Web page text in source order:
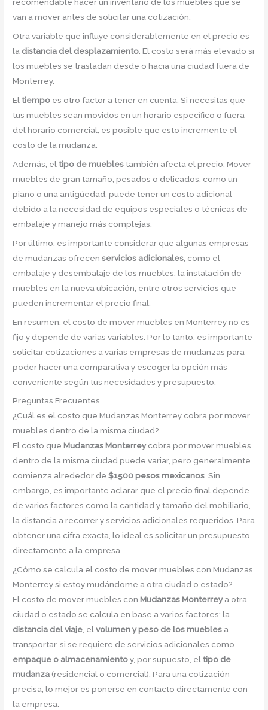
recomendable hacer un inventario de los muebles que se
van a mover antes de solicitar una cotización.
Otra variable que influye considerablemente en el precio es
la distancia del desplazamiento. El costo será más elevado si
los muebles se trasladan desde o hacia una ciudad fuera de
Monterrey.
El tiempo es otro factor a tener en cuenta. Si necesitas que
tus muebles sean movidos en un horario específico o fuera
del horario comercial, es posible que esto incremente el
costo de la mudanza.
Además, el tipo de muebles también afecta el precio. Mover
muebles de gran tamaño, pesados o delicados, como un
piano o una antigüedad, puede tener un costo adicional
debido a la necesidad de equipos especiales o técnicas de
embalaje y manejo más complejas.
Por último, es importante considerar que algunas empresas
de mudanzas ofrecenservicios adicionales , como el
embalaje y desembalaje de los muebles, la instalación de
muebles en la nueva ubicación, entre otros servicios que
pueden incrementar el precio final.
En resumen, el costo de mover muebles en Monterrey no es
fijo y depende de varias variables. Por lo tanto, es importante
solicitar cotizaciones a varias empresas de mudanzas para
poder hacer una comparativa y escoger la opción más
conveniente según tus necesidades y presupuesto.
Preguntas Frecuentes
¿Cuál es el costo que Mudanzas Monterrey cobra por mover
muebles dentro de la misma ciudad?
El costo queMudanzas Monterreycobra por mover muebles
dentro de la misma ciudad puede variar, pero generalmente
comienza alrededor de$1500 pesos mexicanos. Sin
embargo, es importante aclarar que el precio final depende
de varios factores como la cantidad y tamaño del mobiliario,
la distancia a recorrer y servicios adicionales requeridos. Para
obtener una cifra exacta, lo ideal es solicitar un presupuesto
directamente a la empresa.
¿Cómo se calcula el costo de mover muebles con Mudanzas
Monterrey si estoy mudándome a otra ciudad o estado?
El costo de mover muebles conMudanzas Monterreya otra
ciudad o estado se calcula en base a varios factores: la
distancia del viaje , elvolumen y peso de los muebles a
transportar, si se requiere de servicios adicionales como
empaque o almacenamientoy, por supuesto, el tipo de
mudanza (residencial o comercial). Para una cotización
precisa, lo mejor es ponerse en contacto directamente con
la empresa.